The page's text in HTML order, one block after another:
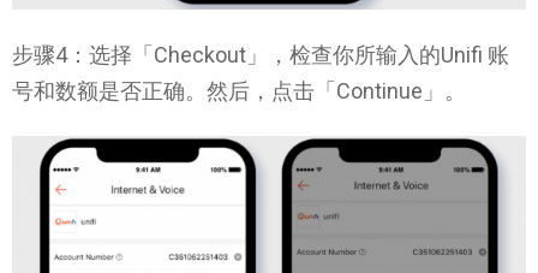
步骤4：选择「Checkout」，检查你所输入的Unifi 账
号和数额是否正确。然后，点击「Continue」。